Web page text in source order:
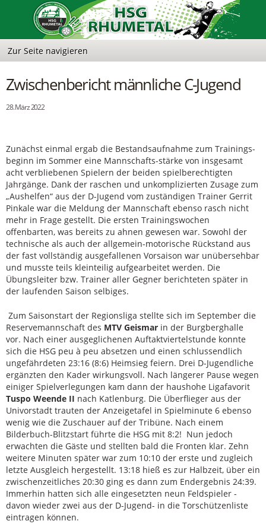
Zwischenbericht männliche C-Jugend
28. März 2022
Zunächst einmal ergab die Bestandsaufnahme zum Trainings-
beginn im Sommer eine Mannschafts-stärke von insgesamt
acht verbliebenen Spielern der beiden spielberechtigten
Jahrgänge. Dank der raschen und unkomplizierten Zusage zum
„Aushelfen“ aus der D-Jugend vom zuständigen Trainer Gerrit
Pinkale war die Meldung der Mannschaft ebenso rasch nicht
mehr in Frage gestellt. Die ersten Trainingswochen
offenbarten, was bereits zu ahnen gewesen war. Sowohl der
technische als auch der allgemein-motorische Rückstand aus
der fast vollständig ausgefallenen Vorsaison war unübersehbar
und musste teils kleinteilig aufgearbeitet werden. Die
Übungsleiter bzw. Trainer aller Gegner berichteten später in
der laufenden Saison selbiges.
Zum Saisonstart der Regionsliga stellte sich im September die
Reservemannschaft des MTV Geismar in der Burgberghalle
vor. Nach einer ausgeglichenen Auftaktviertelstunde konnte
sich die HSG peu à peu absetzen und einen schlussendlich
ungefährdeten 23:16 (8:6) Heimsieg feiern. Drei D-Jugendliche
ergänzten den Kader wirkungsvoll. Nach längerer Pause wegen
einiger Spielverlegungen kam dann der haushohe Ligafavorit
Tuspo Weende II nach Katlenburg. Die Überflieger aus der
Univorstadt trauten der Anzeigetafel in Spielminute 6 ebenso
wenig wie die Zuschauer auf der Tribüne. Nach einem
Bilderbuch-Blitzstart führte die HSG mit 8:2! Nun jedoch
erwachten die Gäste und stellten bald die Fronten klar. Zehn
weitere Minuten später war zum 10:10 der erste und zugleich
letzte Ausgleich hergestellt. 13:18 hieß es zur Halbzeit, über ein
zwischenzeitliches 20:30 ging es dann zum Endergebnis 24:39.
Immerhin hatten sich alle eingesetzten neun Feldspieler -
davon wieder zwei aus der D-Jugend- in die Torschützenliste
eintragen können.